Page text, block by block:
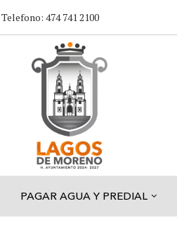
Telefono: 474 741 2100
PAGAR AGUA Y PREDIAL